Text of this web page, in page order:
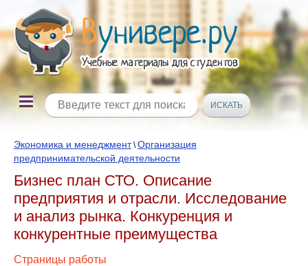
Экономика и менеджмент\Организация
предпринимательской деятельности
Бизнес план СТО. Описание
предприятия и отрасли. Исследование
и анализ рынка. Конкуренция и
конкурентные преимущества
Страницы работы